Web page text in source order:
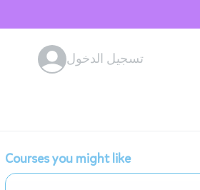
تسجيل الدخول
Courses you might like